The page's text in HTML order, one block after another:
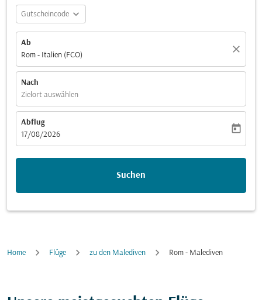
Gutscheincode expand_more
Ab
Rom - Italien (FCO)
close
Nach
Zielort auswählen
Abflug
fc-booking-departure-date-aria-label
17/08/2026
today
Suchen
Home Flüge zu den Malediven Rom - Malediven